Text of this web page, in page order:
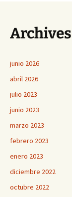
Archives
junio 2026
abril 2026
julio 2023
junio 2023
marzo 2023
febrero 2023
enero 2023
diciembre 2022
octubre 2022